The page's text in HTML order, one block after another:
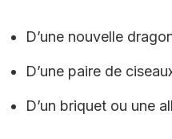
D’une nouvelle
D’une paire de
D’un briquet ou une